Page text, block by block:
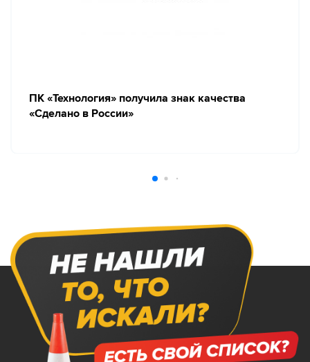
ПК «Технология» получила знак качества
«Сделано в России»